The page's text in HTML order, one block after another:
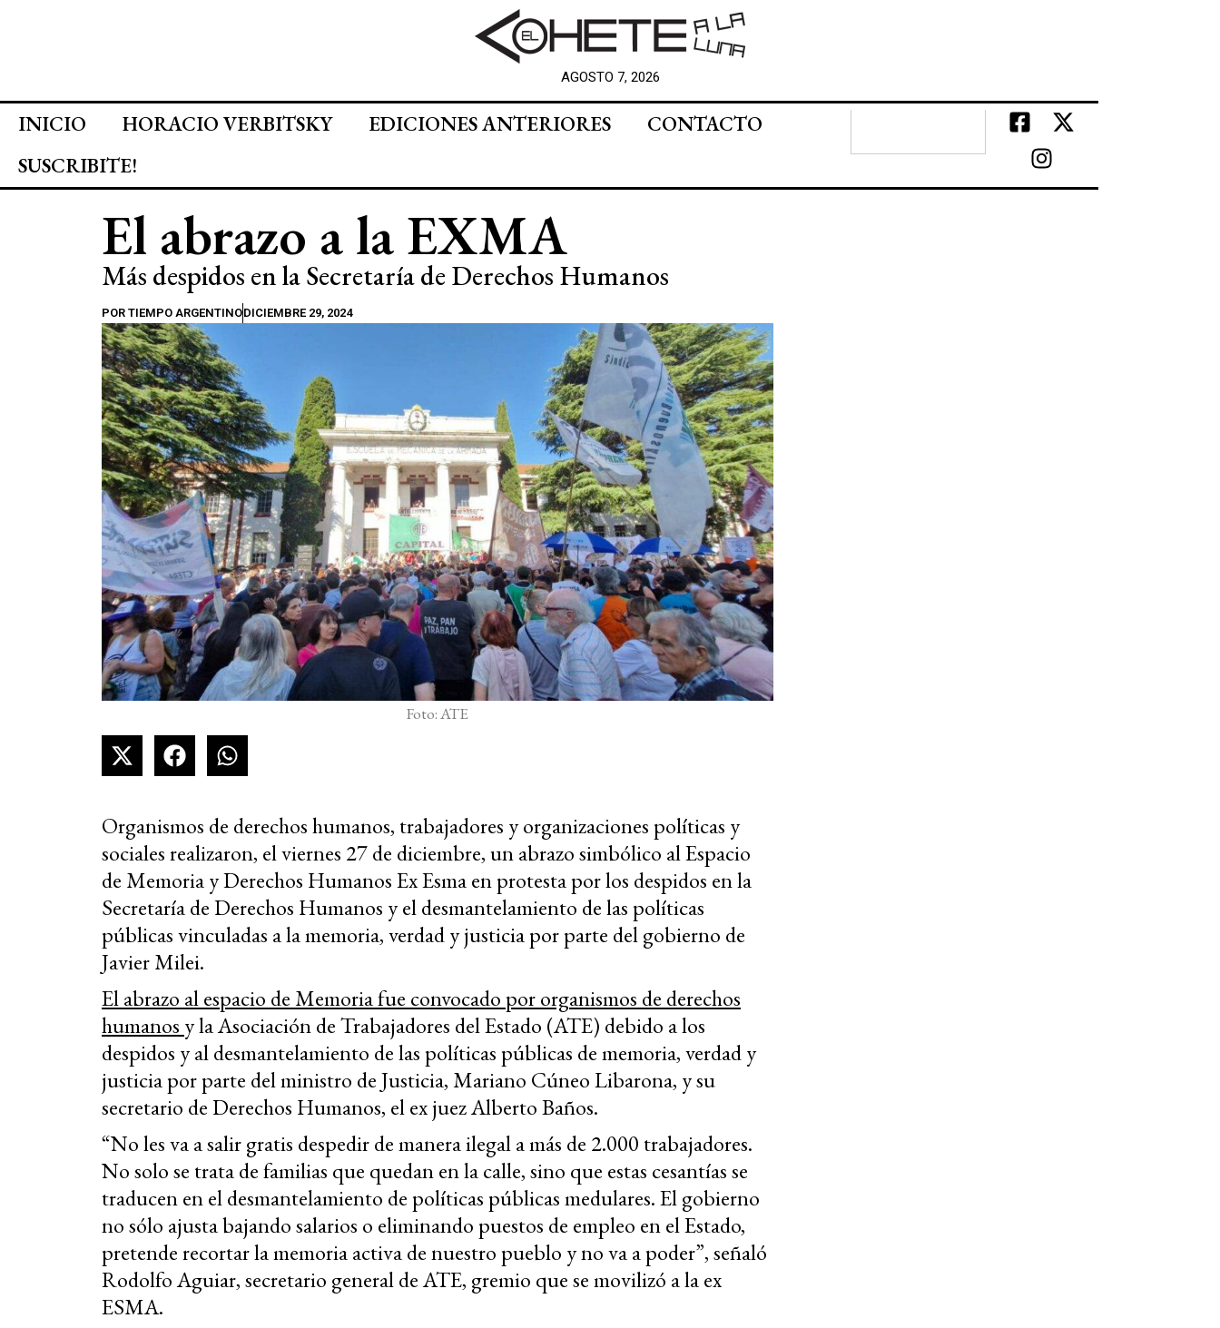
AGOSTO 7, 2026
INICIO HORACIO VERBITSKY EDICIONES ANTERIORES
CONTACTO
SUSCRIBITE!
El abrazo a la EXMA
Más despidos en la Secretaría de Derechos Humanos
POR TIEMPO ARGENTINODICIEMBRE 29, 2024
Foto: ATE
Organismos de derechos humanos, trabajadores y organizaciones políticas y
sociales realizaron, el viernes 27 de diciembre, un abrazo simbólico al Espacio
de Memoria y Derechos Humanos Ex Esma en protesta por los despidos en la
Secretaría de Derechos Humanos y el desmantelamiento de las políticas
públicas vinculadas a la memoria, verdad y justicia por parte del gobierno de
Javier Milei.
El abrazo al espacio de Memoria fue convocado por organismos de derechos
humanos y la Asociación de Trabajadores del Estado (ATE) debido a los
despidos y al desmantelamiento de las políticas públicas de memoria, verdad y
justicia por parte del ministro de Justicia, Mariano Cúneo Libarona, y su
secretario de Derechos Humanos, el ex juez Alberto Baños.
“No les va a salir gratis despedir de manera ilegal a más de 2.000 trabajadores.
No solo se trata de familias que quedan en la calle, sino que estas cesantías se
traducen en el desmantelamiento de políticas públicas medulares. El gobierno
no sólo ajusta bajando salarios o eliminando puestos de empleo en el Estado,
pretende recortar la memoria activa de nuestro pueblo y no va a poder”, señaló
Rodolfo Aguiar, secretario general de ATE, gremio que se movilizó a la ex
ESMA.